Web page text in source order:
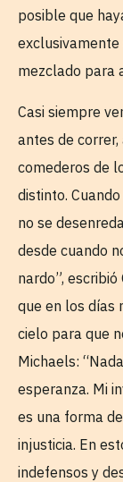
posible que
exclusivamente
mezclado para
Casi siempre
antes de
comederos de
distinto.
no se
desde cuando
nardo”,
que en los días
cielo para que
Michaels:
esperanza. Mi
es una forma
injusticia. En
indefensos y